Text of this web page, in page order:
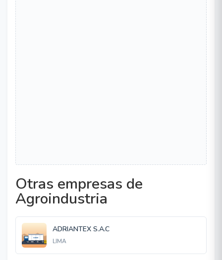
Otras empresas de
Agroindustria
ADRIANTEX S.A.C
LIMA